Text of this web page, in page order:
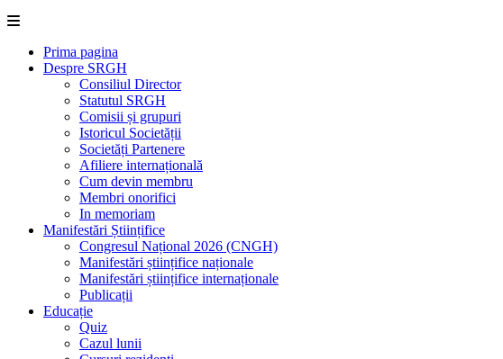
Prima pagina
Despre SRGH
Consiliul Director
Statutul SRGH
Comisii și grupuri
Istoricul Societății
Societăți Partenere
Afiliere internațională
Cum devin membru
Membri onorifici
In memoriam
Manifestări Științifice
Congresul Național 2026 (CNGH)
Manifestări științifice naționale
Manifestări științifice internaționale
Publicații
Educație
Quiz
Cazul lunii